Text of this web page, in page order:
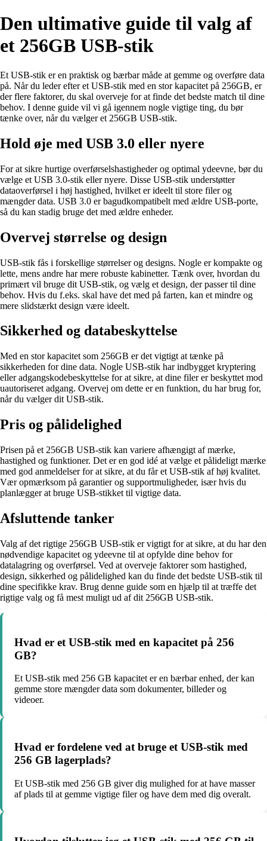
Den ultimative guide til valg af
et 256GB USB-stik
Et USB-stik er en praktisk og bærbar måde at gemme og overføre data
på. Når du leder efter et USB-stik med en stor kapacitet på 256GB, er
der flere faktorer, du skal overveje for at finde det bedste match til dine
behov. I denne guide vil vi gå igennem nogle vigtige ting, du bør
tænke over, når du vælger et 256GB USB-stik.
Hold øje med USB 3.0 eller nyere
For at sikre hurtige overførselshastigheder og optimal ydeevne, bør du
vælge et USB 3.0-stik eller nyere. Disse USB-stik understøtter
dataoverførsel i høj hastighed, hvilket er ideelt til store filer og
mængder data. USB 3.0 er bagudkompatibelt med ældre USB-porte,
så du kan stadig bruge det med ældre enheder.
Overvej størrelse og design
USB-stik fås i forskellige størrelser og designs. Nogle er kompakte og
lette, mens andre har mere robuste kabinetter. Tænk over, hvordan du
primært vil bruge dit USB-stik, og vælg et design, der passer til dine
behov. Hvis du f.eks. skal have det med på farten, kan et mindre og
mere slidstærkt design være ideelt.
Sikkerhed og databeskyttelse
Med en stor kapacitet som 256GB er det vigtigt at tænke på
sikkerheden for dine data. Nogle USB-stik har indbygget kryptering
eller adgangskodebeskyttelse for at sikre, at dine filer er beskyttet mod
uautoriseret adgang. Overvej om dette er en funktion, du har brug for,
når du vælger dit USB-stik.
Pris og pålidelighed
Prisen på et 256GB USB-stik kan variere afhængigt af mærke,
hastighed og funktioner. Det er en god idé at vælge et pålideligt mærke
med god anmeldelser for at sikre, at du får et USB-stik af høj kvalitet.
Vær opmærksom på garantier og supportmuligheder, især hvis du
planlægger at bruge USB-stikket til vigtige data.
Afsluttende tanker
Valg af det rigtige 256GB USB-stik er vigtigt for at sikre, at du har den
nødvendige kapacitet og ydeevne til at opfylde dine behov for
datalagring og overførsel. Ved at overveje faktorer som hastighed,
design, sikkerhed og pålidelighed kan du finde det bedste USB-stik til
dine specifikke krav. Brug denne guide som en hjælp til at træffe det
rigtige valg og få mest muligt ud af dit 256GB USB-stik.
Hvad er et USB-stik med en kapacitet på 256
GB?
Et USB-stik med 256 GB kapacitet er en bærbar enhed, der kan
gemme store mængder data som dokumenter, billeder og
videoer.
Hvad er fordelene ved at bruge et USB-stik med
256 GB lagerplads?
Et USB-stik med 256 GB giver dig mulighed for at have masser
af plads til at gemme vigtige filer og have dem med dig overalt.